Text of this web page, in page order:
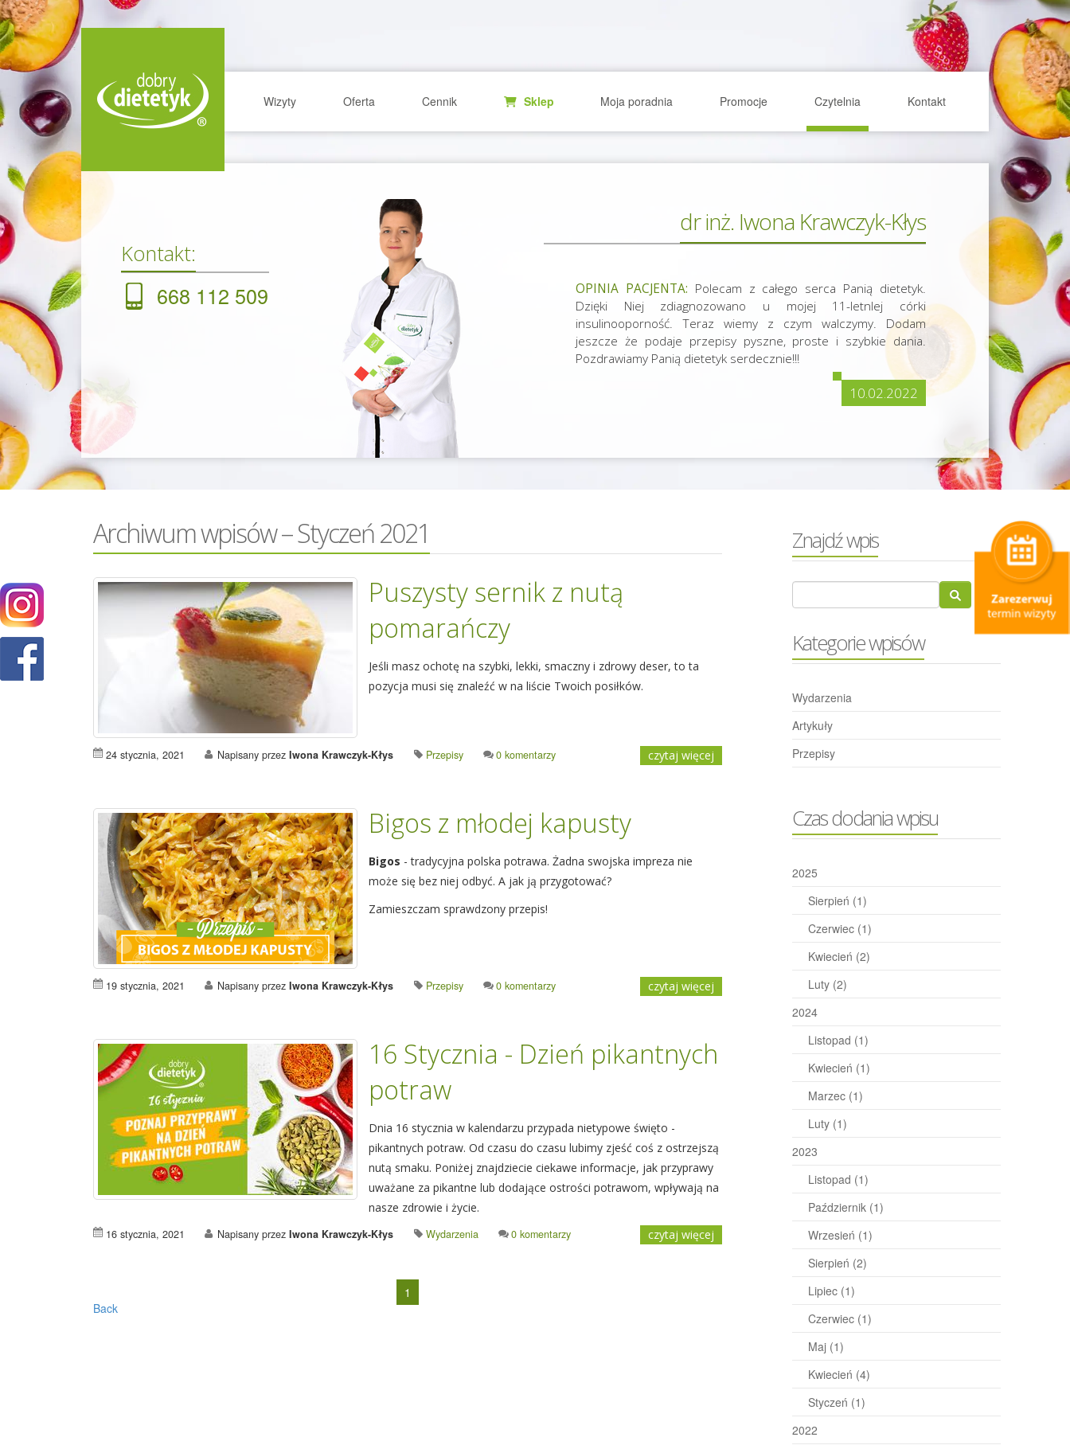
Wizyty Oferta Cennik Sklep Moja poradnia Promocje Czytelnia Kontakt
Kontakt:
668 112 509
dr inż. Iwona Krawczyk-Kłys
OPINIA PACJENTA: Polecam z całego serca Panią dietetyk.
Dzięki Niej zdiagnozowano u mojej 11-letnIej córki
insulinooporność. Teraz wiemy z czym walczymy. Dodam
jeszcze że podaje przepisy pyszne, proste i szybkie dania.
Pozdrawiamy Panią dietetyk serdecznie!!!
10.02.2022
Archiwum wpisów – Styczeń 2021
Puszysty sernik z nutą
pomarańczy
Jeśli masz ochotę na szybki, lekki, smaczny i zdrowy deser, to ta
pozycja musi się znaleźć w na liście Twoich posiłków.
24 stycznia, 2021 Napisany przez Iwona Krawczyk-Kłys Przepisy 0 komentarzy czytaj więcej
Bigos z młodej kapusty
Bigos - tradycyjna polska potrawa. Żadna swojska impreza nie
może się bez niej odbyć. A jak ją przygotować?
Zamieszczam sprawdzony przepis!
19 stycznia, 2021 Napisany przez Iwona Krawczyk-Kłys Przepisy 0 komentarzy czytaj więcej
16 Stycznia - Dzień pikantnych
potraw
Dnia 16 stycznia w kalendarzu przypada nietypowe święto -
pikantnych potraw. Od czasu do czasu lubimy zjeść coś z ostrzejszą
nutą smaku. Poniżej znajdziecie ciekawe informacje, jak przyprawy
uważane za pikantne lub dodające ostrości potrawom, wpływają na
nasze zdrowie i życie.
16 stycznia, 2021 Napisany przez Iwona Krawczyk-Kłys Wydarzenia 0 komentarzy czytaj więcej
1
Back
Znajdź wpis
Kategorie wpisów
Wydarzenia
Artykuły
Przepisy
Czas dodania wpisu
2025
Sierpień (1)
Czerwiec (1)
Kwiecień (2)
Luty (2)
2024
Listopad (1)
Kwiecień (1)
Marzec (1)
Luty (1)
2023
Listopad (1)
Październik (1)
Wrzesień (1)
Sierpień (2)
Lipiec (1)
Czerwiec (1)
Maj (1)
Kwiecień (4)
Styczeń (1)
2022